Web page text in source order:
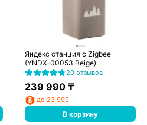
Яндекс станция с Zigbee
(YNDX-00053 Beige)
20 отзывов
239 990 ₸
до 23 999
В корзину